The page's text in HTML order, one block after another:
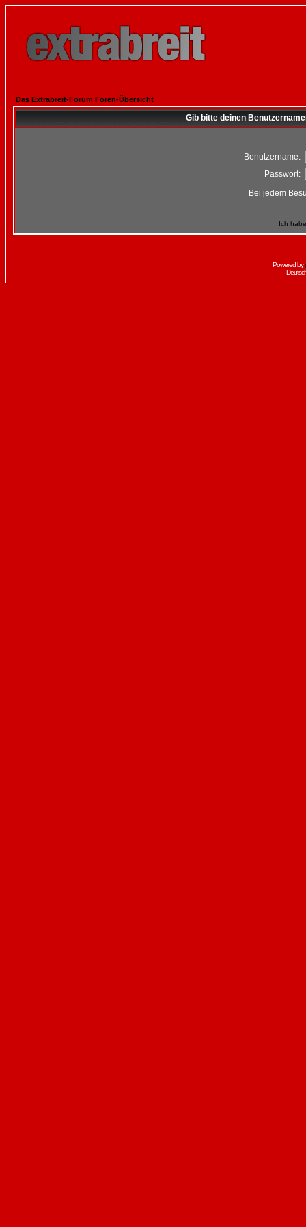
Das Extrabreit-Forum Foren-Übersicht
Gib bitte deinen
Benutzername:
Passwort:
Bei jedem
Ich
Powered by